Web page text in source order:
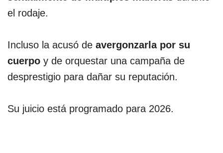
el rodaje.
Incluso la acusó de avergonzarla por su
cuerpo y de orquestar una campaña de
desprestigio para dañar su reputación.
Su juicio está programado para 2026.